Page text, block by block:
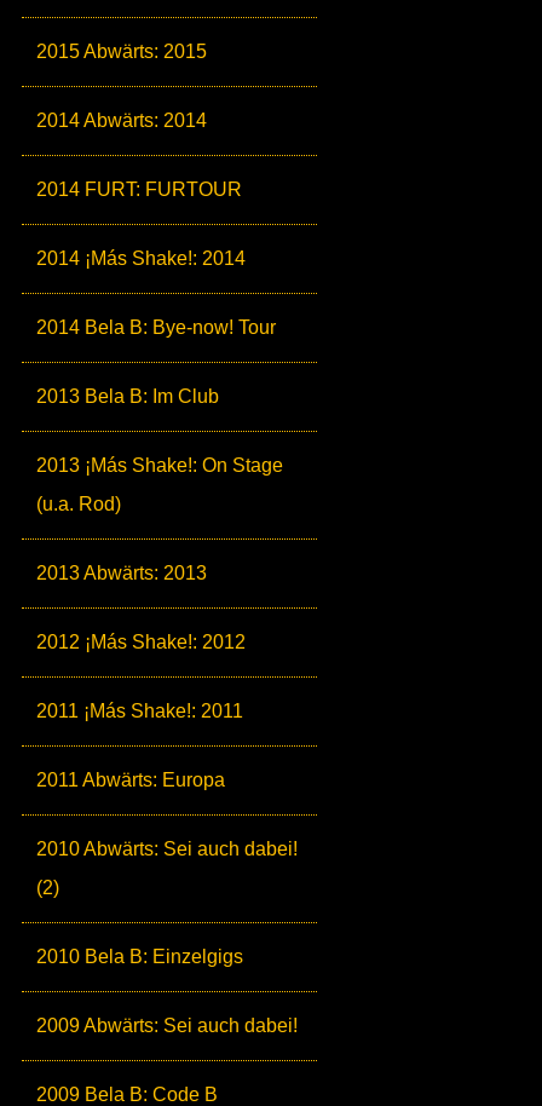
2015 Abwärts: 2015
2014 Abwärts: 2014
2014 FURT: FURTOUR
2014 ¡Más Shake!: 2014
2014 Bela B: Bye-now! Tour
2013 Bela B: Im Club
2013 ¡Más Shake!: On Stage
(u.a. Rod)
2013 Abwärts: 2013
2012 ¡Más Shake!: 2012
2011 ¡Más Shake!: 2011
2011 Abwärts: Europa
2010 Abwärts: Sei auch dabei!
(2)
2010 Bela B: Einzelgigs
2009 Abwärts: Sei auch dabei!
2009 Bela B: Code B